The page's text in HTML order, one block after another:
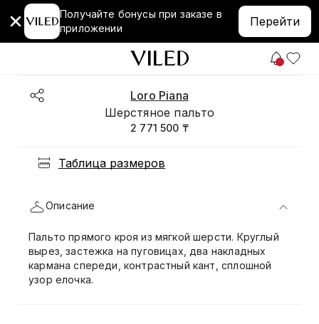
Получайте бонусы при заказе в
приложении
Перейти
Loro Piana
Шерстяное пальто
2 771 500 ₸
Таблица размеров
Описание
Пальто прямого кроя из мягкой шерсти. Круглый
вырез, застежка на пуговицах, два накладных
кармана спереди, контрастный кант, сплошной
узор елочка.